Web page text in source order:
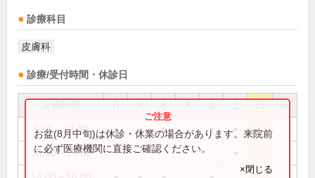
診療科目
皮膚科
診療/受付時間・休診日
祝
9:00～12:30 ● ● ● ●
14:00～16:00
お盆(8月中旬)は休診・休業の場合があります。来院前
に必ず医療機関に直接ご確認ください。
×閉じる